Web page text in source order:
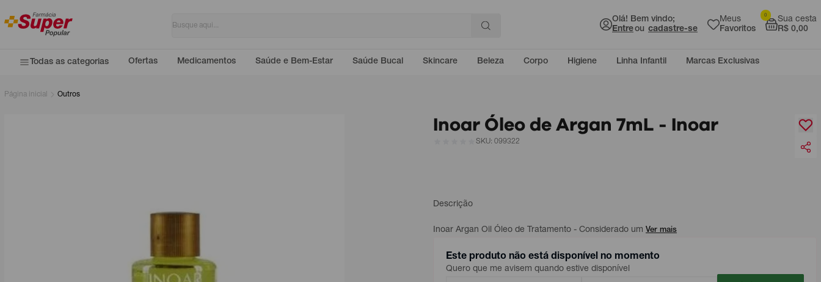
Olá! Bem vindo;
Entreou cadastre-se
Meus
Favoritos
Sua cesta
R$ 0,00
0
Todas as categorias Ofertas Medicamentos Saúde e Bem-Estar Saúde Bucal Skincare Beleza Corpo Higiene Linha Infantil Marcas Exclusivas
Página inicial Outros
Inoar Óleo de Argan 7mL - Inoar
SKU: 099322
Descrição
Inoar Argan Oil Óleo de Tratamento - Considerado um Ver mais
Este produto não está disponível no momento
Quero que me avisem quando estive disponível